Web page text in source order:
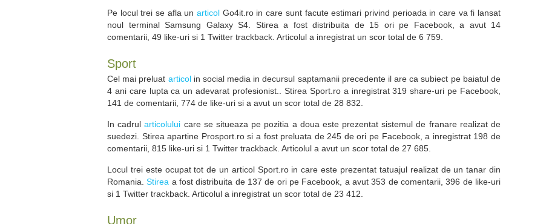
Pe locul trei se afla unarticol Go4it.ro in care sunt facute estimari privind perioada in care va fi lansat
noul terminal Samsung Galaxy S4. Stirea a fost distribuita de 15 ori pe Facebook, a avut 14
comentarii, 49 like-uri si 1 Twitter trackback. Articolul a inregistrat un scor total de 6 759.
Sport
Cel mai preluat articolin social media in decursul saptamanii precedente il are ca subiect pe baiatul de
4 ani care lupta ca un adevarat profesionist.. Stirea Sport.ro a inregistrat 319 share-uri pe Facebook,
141 de comentarii, 774 de like-uri si a avut un scor total de 28 832.
In cadrularticolului care se situeaza pe pozitia a doua este prezentat sistemul de franare realizat de
suedezi. Stirea apartine Prosport.ro si a fost preluata de 245 de ori pe Facebook, a inregistrat 198 de
comentarii, 815 like-uri si 1 Twitter trackback. Articolul a avut un scor total de 27 685.
Locul trei este ocupat tot de un articol Sport.ro in care este prezentat tatuajul realizat de un tanar din
Romania.Stirea a fost distribuita de 137 de ori pe Facebook, a avut 353 de comentarii, 396 de like-uri
si 1 Twitter trackback. Articolul a inregistrat un scor total de 23 412.
Umor